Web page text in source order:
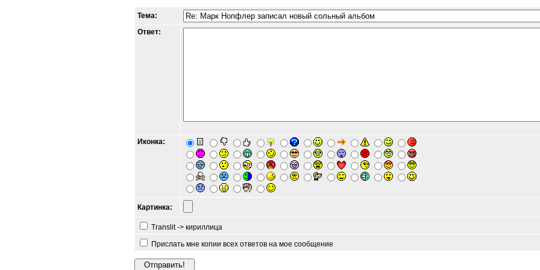
Тема:
Ответ:
Иконка:
Картинка:
Translit -> кириллица
Прислать мне копии всех ответов на мое сообщение